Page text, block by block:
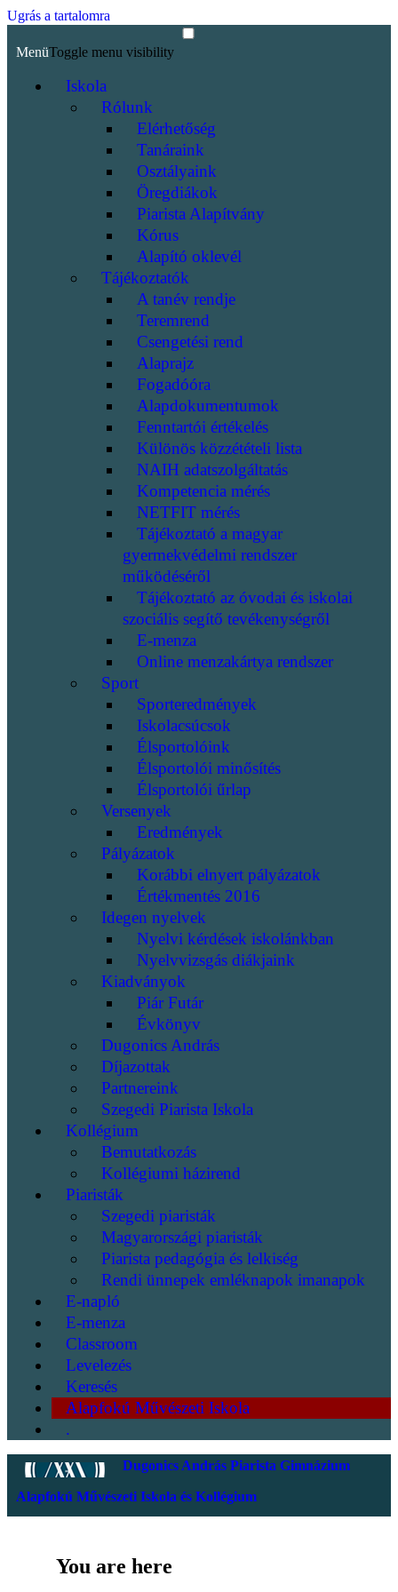
Ugrás a tartalomra
MenüToggle menu visibility
Iskola
Rólunk
Elérhetőség
Tanáraink
Osztályaink
Öregdiákok
Piarista Alapítvány
Kórus
Alapító oklevél
Tájékoztatók
A tanév rendje
Teremrend
Csengetési rend
Alaprajz
Fogadóóra
Alapdokumentumok
Fenntartói értékelés
Különös közzétételi lista
NAIH adatszolgáltatás
Kompetencia mérés
NETFIT mérés
Tájékoztató a magyar
gyermekvédelmi rendszer
működéséről
Tájékoztató az óvodai és iskolai
szociális segítő tevékenységről
E-menza
Online menzakártya rendszer
Sport
Sporteredmények
Iskolacsúcsok
Élsportolóink
Élsportolói minősítés
Élsportolói űrlap
Versenyek
Eredmények
Pályázatok
Korábbi elnyert pályázatok
Értékmentés 2016
Idegen nyelvek
Nyelvi kérdések iskolánkban
Nyelvvizsgás diákjaink
Kiadványok
Piár Futár
Évkönyv
Dugonics András
Díjazottak
Partnereink
Szegedi Piarista Iskola
Kollégium
Bemutatkozás
Kollégiumi házirend
Piaristák
Szegedi piaristák
Magyarországi piaristák
Piarista pedagógia és lelkiség
Rendi ünnepek emléknapok imanapok
E-napló
E-menza
Classroom
Levelezés
Keresés
Alapfokú Művészeti Iskola
.
Dugonics András Piarista Gimnázium
Alapfokú Művészeti Iskola és Kollégium
You are here